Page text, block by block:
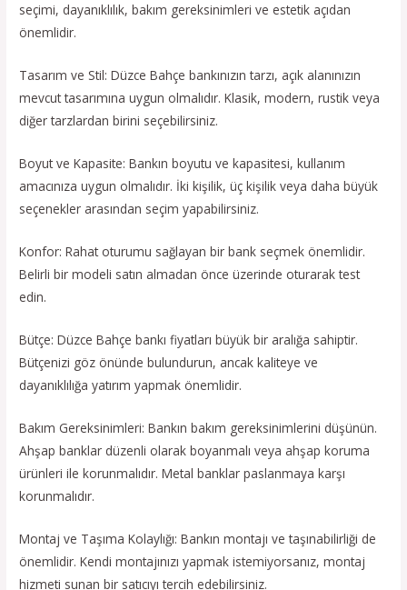
seçimi, dayanıklılık, bakım gereksinimleri ve estetik açıdan
önemlidir.
Tasarım ve Stil: Düzce Bahçe bankınızın tarzı, açık alanınızın
mevcut tasarımına uygun olmalıdır. Klasik, modern, rustik veya
diğer tarzlardan birini seçebilirsiniz.
Boyut ve Kapasite: Bankın boyutu ve kapasitesi, kullanım
amacınıza uygun olmalıdır. İki kişilik, üç kişilik veya daha büyük
seçenekler arasından seçim yapabilirsiniz.
Konfor: Rahat oturumu sağlayan bir bank seçmek önemlidir.
Belirli bir modeli satın almadan önce üzerinde oturarak test
edin.
Bütçe: Düzce Bahçe bankı fiyatları büyük bir aralığa sahiptir.
Bütçenizi göz önünde bulundurun, ancak kaliteye ve
dayanıklılığa yatırım yapmak önemlidir.
Bakım Gereksinimleri: Bankın bakım gereksinimlerini düşünün.
Ahşap banklar düzenli olarak boyanmalı veya ahşap koruma
ürünleri ile korunmalıdır. Metal banklar paslanmaya karşı
korunmalıdır.
Montaj ve Taşıma Kolaylığı: Bankın montajı ve taşınabilirliği de
önemlidir. Kendi montajınızı yapmak istemiyorsanız, montaj
hizmeti sunan bir satıcıyı tercih edebilirsiniz.